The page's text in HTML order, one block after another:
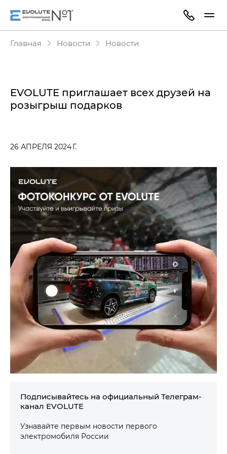
Главная Новости Новости
EVOLUTE приглашает всех друзей на
розыгрыш подарков
26 АПРЕЛЯ 2024 Г.
Подписывайтесь на официальный Телеграм-
канал EVOLUTE
Узнавайте первым новости первого
электромобиля России